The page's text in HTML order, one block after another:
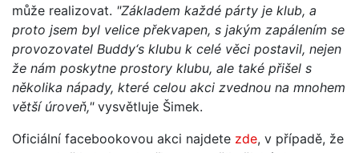
může realizovat. "Základem každé párty je klub, a
proto jsem byl velice překvapen, s jakým zapálením se
provozovatel Buddy‘s klubu k celé věci postavil, nejen
že nám poskytne prostory klubu, ale také přišel s
několika nápady, které celou akci zvednou na mnohem
větší úroveň,"vysvětluje Šimek.
Oficiální facebookovou akci najdete zde, v případě, že